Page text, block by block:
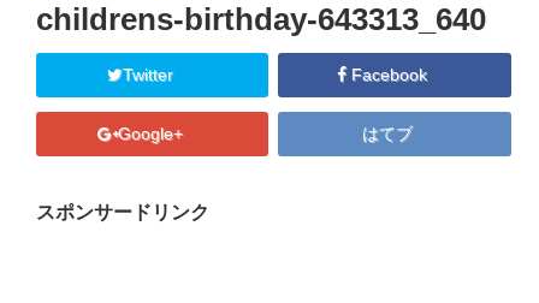
プロフィール
childrens-birthday-643313_640
Twitter Facebook
Google+ はてブ
スポンサードリンク